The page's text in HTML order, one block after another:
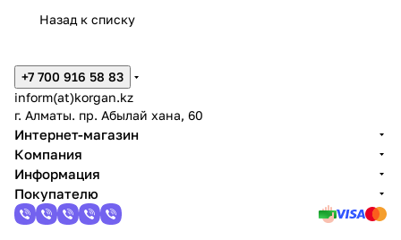
Назад к списку
+7 700 916 58 83
inform(at)korgan.kz
г. Алматы. пр. Абылай хана, 60
Интернет-магазин
Компания
Информация
Покупателю